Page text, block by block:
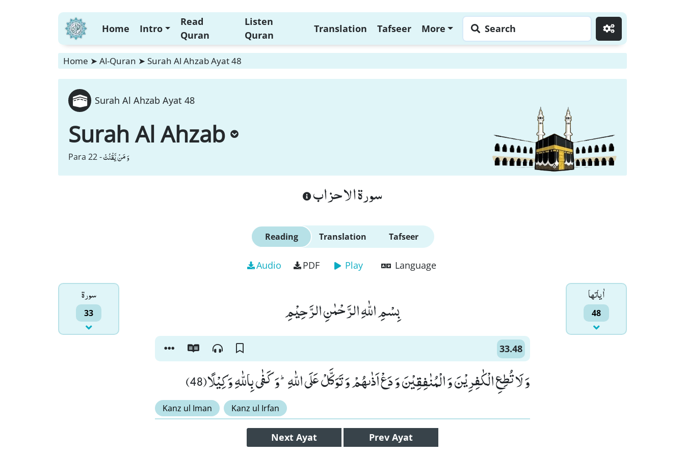
Home Intro
Read
Quran
Listen
Quran
Translation Tafseer More Search
Home ➤ Al-Quran ➤ Surah Al Ahzab Ayat 48
Surah Al Ahzab Ayat 48
Surah Al Ahzab
Para 22 -وَ مَنْ یَّقْنُتْ
سورة الاحزاب
Reading Translation Tafseer
Audio PDF Play Language
سورۃ
33
اٰياتها
48 بِسْمِ اللّٰهِ الرَّحْمٰنِ الرَّحِیْمِ
33.48
وَ لَا تُطِعِ الْكٰفِرِیْنَ وَ الْمُنٰفِقِیْنَ وَ دَعْ اَذٰىهُمْ وَ تَوَكَّلْ عَلَى اللّٰهِؕ-وَ كَفٰى بِاللّٰهِ وَكِیْلًا(48)
Kanz ul Iman Kanz ul Irfan
Next Ayat Prev Ayat